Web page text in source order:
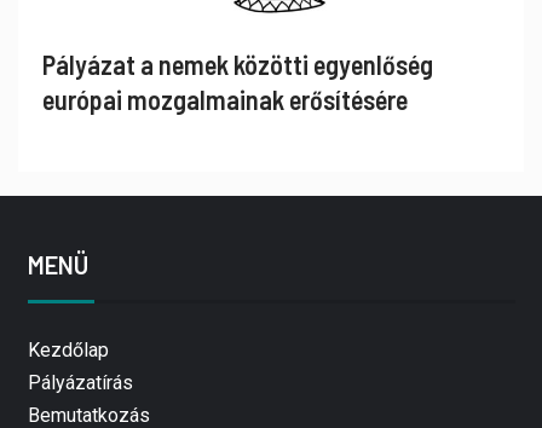
Pályázat a nemek közötti egyenlőség
európai mozgalmainak erősítésére
MENÜ
Kezdőlap
Pályázatírás
Bemutatkozás